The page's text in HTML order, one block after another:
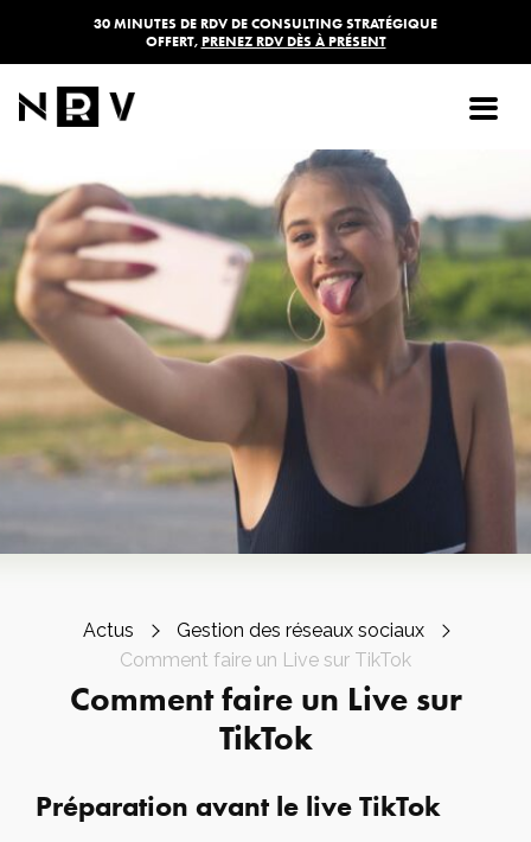
30 MINUTES DE RDV DE CONSULTING STRATÉGIQUE
OFFERT, PRENEZ RDV DÈS À PRÉSENT
Actus
Gestion des réseaux sociaux
Comment faire un Live sur TikTok
Comment faire un Live sur
TikTok
Préparation avant le live TikTok